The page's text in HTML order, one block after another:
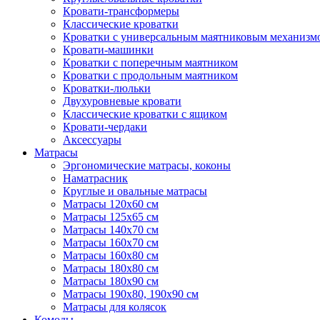
Кровати-трансформеры
Классические кроватки
Кроватки с универсальным маятниковым
Кровати-машинки
Кроватки с поперечным маятником
Кроватки с продольным маятником
Кроватки-люльки
Двухуровневые кровати
Классические кроватки с ящиком
Кровати-чердаки
Аксессуары
Матрасы
Эргономические матрасы, коконы
Наматрасник
Круглые и овальные матрасы
Матрасы 120х60 см
Матрасы 125х65 см
Матрасы 140х70 см
Матрасы 160х70 см
Матрасы 160х80 см
Матрасы 180х80 см
Матрасы 180х90 см
Матрасы 190х80, 190х90 см
Матрасы для колясок